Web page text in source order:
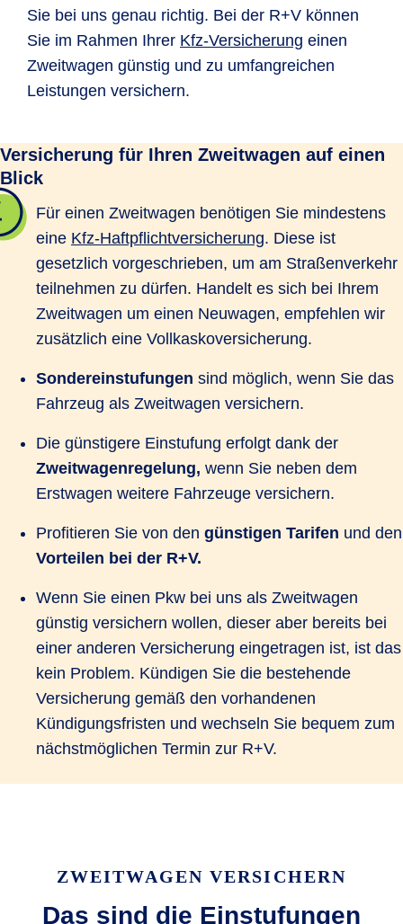
Sie bei uns genau richtig. Bei der R+V können
Sie im Rahmen Ihrer Kfz-Versicherung einen
Zweitwagen günstig und zu umfangreichen
Leistungen versichern.
Versicherung für Ihren Zweitwagen auf einen
Blick
Für einen Zweitwagen benötigen Sie mindestens
eine Kfz-Haftpflichtversicherung. Diese ist
gesetzlich vorgeschrieben, um am Straßenverkehr
teilnehmen zu dürfen. Handelt es sich bei Ihrem
Zweitwagen um einen Neuwagen, empfehlen wir
zusätzlich eine Vollkaskoversicherung.
Sondereinstufungen sind möglich, wenn Sie das
Fahrzeug als Zweitwagen versichern.
Die günstigere Einstufung erfolgt dank der
Zweitwagenregelung, wenn Sie neben dem
Erstwagen weitere Fahrzeuge versichern.
Profitieren Sie von den günstigen Tarifen und den
Vorteilen bei der R+V.
Wenn Sie einen Pkw bei uns als Zweitwagen
günstig versichern wollen, dieser aber bereits bei
einer anderen Versicherung eingetragen ist, ist das
kein Problem. Kündigen Sie die bestehende
Versicherung gemäß den vorhandenen
Kündigungsfristen und wechseln Sie bequem zum
nächstmöglichen Termin zur R+V.
ZWEITWAGEN VERSICHERN
Das sind die Einstufungen